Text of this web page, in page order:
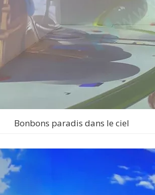
Bonbons paradis dans le ciel